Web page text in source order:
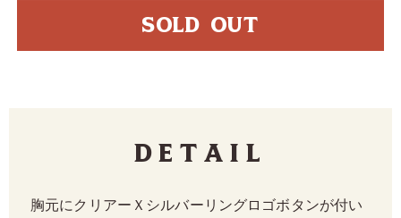
SOLD OUT
Detail
胸元にクリアーＸシルバーリングロゴボタンが付い